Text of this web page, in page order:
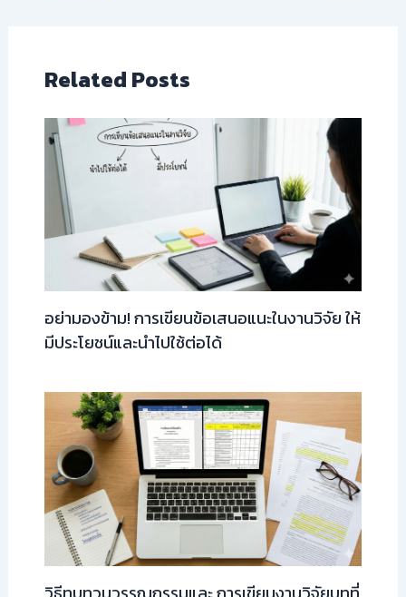
Related Posts
อย่ามองข้าม! การเขียนข้อเสนอแนะในงานวิจัย ให้
มีประโยชน์และนำไปใช้ต่อได้